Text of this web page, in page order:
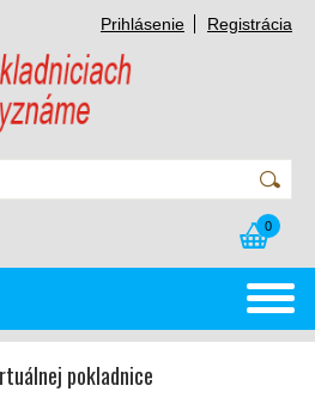
Prihlásenie Registrácia
0
pokladnice